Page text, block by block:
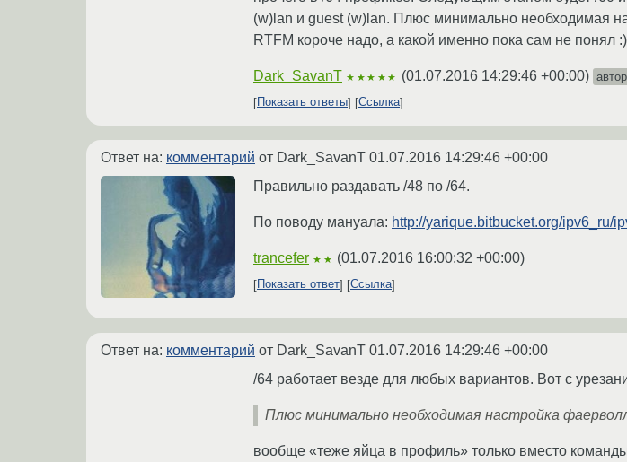
(w)lan и guest (w)lan. Плюс минимально необходимая
RTFM короче надо, а какой именно пока сам не понял :)
Dark_SavanT ★★★★★ (01.07.2016 14:29:46 +00:00)
Показать ответы
Ссылка
Ответ на: комментарий от Dark_SavanT 01.07.2016 14:29:46 +00:00
Правильно раздавать /48 по /64.
По поводу мануала: http://yarique.bitbucket.org/ipv6_ru/
trancefer ★★ (01.07.2016 16:00:32 +00:00)
Показать ответ Ссылка
Ответ на: комментарий от Dark_SavanT 01.07.2016 14:29:46 +00:00
/64 работает везде для любых вариантов. Вот с
Плюс минимально необходимая настройка
вообще «теже яйца в профиль» только вместо